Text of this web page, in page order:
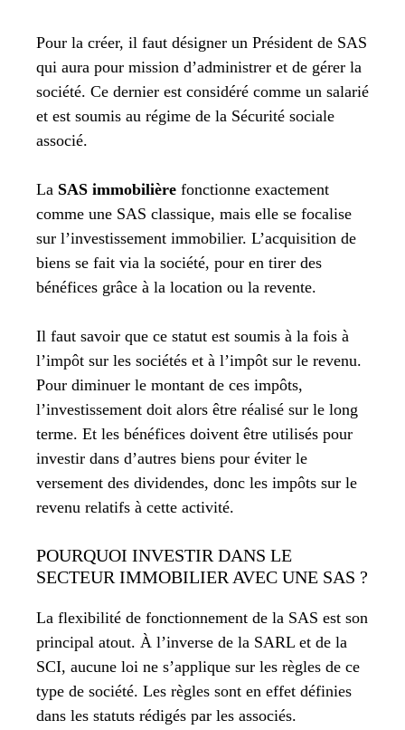
Pour la créer, il faut désigner un Président de SAS
qui aura pour mission d’administrer et de gérer la
société. Ce dernier est considéré comme un salarié
et est soumis au régime de la Sécurité sociale
associé.
La SAS immobilière fonctionne exactement
comme une SAS classique, mais elle se focalise
sur l’investissement immobilier. L’acquisition de
biens se fait via la société, pour en tirer des
bénéfices grâce à la location ou la revente.
Il faut savoir que ce statut est soumis à la fois à
l’impôt sur les sociétés et à l’impôt sur le revenu.
Pour diminuer le montant de ces impôts,
l’investissement doit alors être réalisé sur le long
terme. Et les bénéfices doivent être utilisés pour
investir dans d’autres biens pour éviter le
versement des dividendes, donc les impôts sur le
revenu relatifs à cette activité.
POURQUOI INVESTIR DANS LE
SECTEUR IMMOBILIER AVEC UNE SAS ?
La flexibilité de fonctionnement de la SAS est son
principal atout. À l’inverse de la SARL et de la
SCI, aucune loi ne s’applique sur les règles de ce
type de société. Les règles sont en effet définies
dans les statuts rédigés par les associés.